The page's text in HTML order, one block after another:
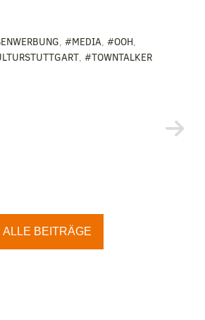
, #MEDIA, #OOH,
, #TOWNTALKER
ALLE BEITRÄGE